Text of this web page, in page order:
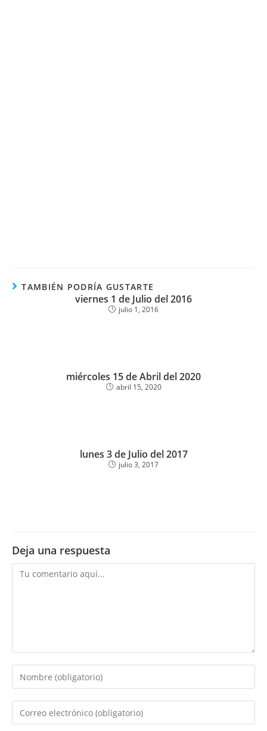
TAMBIÉN PODRÍA GUSTARTE
viernes 1 de Julio del 2016
julio 1, 2016
miércoles 15 de Abril del 2020
abril 15, 2020
lunes 3 de Julio del 2017
julio 3, 2017
Deja una respuesta
Comentario
Introduce
tu
nombre
Introduce
tu